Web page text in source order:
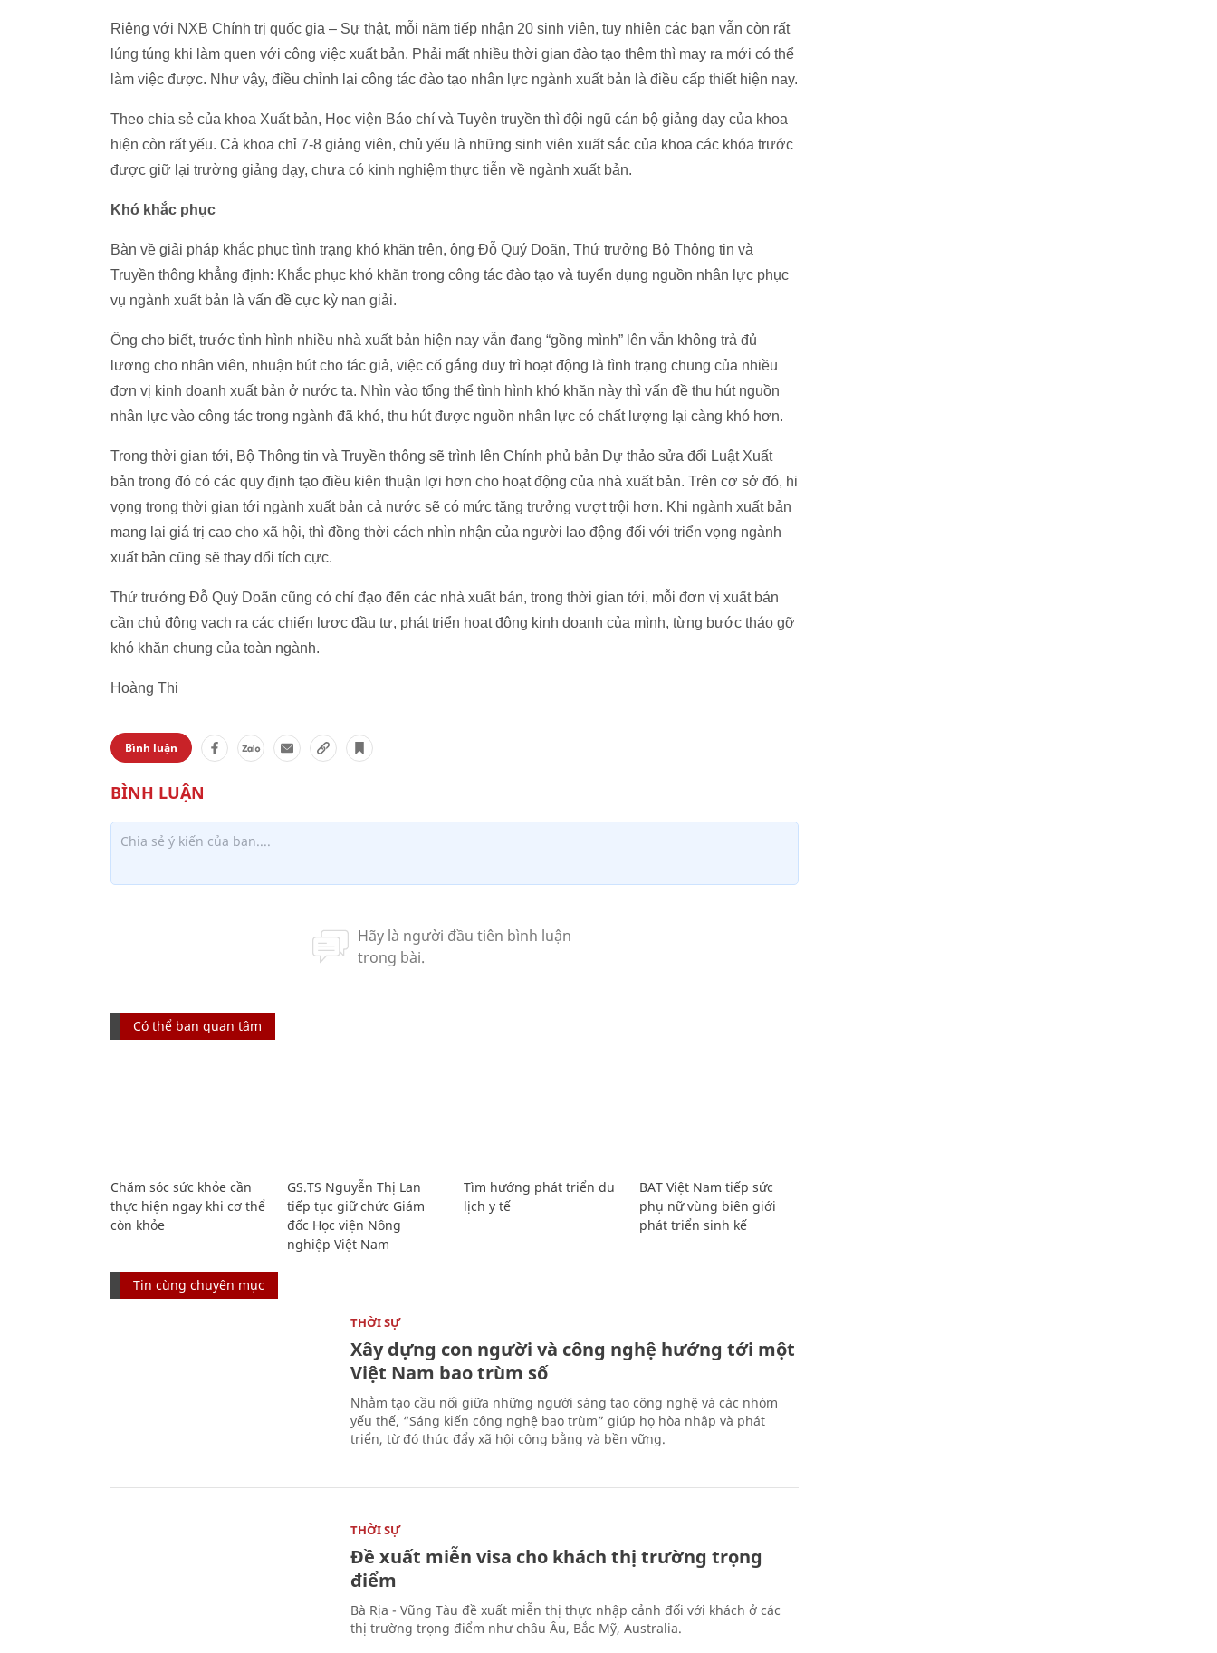
Riêng với NXB Chính trị quốc gia – Sự thật, mỗi năm tiếp nhận 20 sinh viên, tuy nhiên các bạn vẫn còn rất
lúng túng khi làm quen với công việc xuất bản. Phải mất nhiều thời gian đào tạo thêm thì may ra mới có thể
làm việc được. Như vậy, điều chỉnh lại công tác đào tạo nhân lực ngành xuất bản là điều cấp thiết hiện nay.
Theo chia sẻ của khoa Xuất bản, Học viện Báo chí và Tuyên truyền thì đội ngũ cán bộ giảng dạy của khoa
hiện còn rất yếu. Cả khoa chỉ 7-8 giảng viên, chủ yếu là những sinh viên xuất sắc của khoa các khóa trước
được giữ lại trường giảng dạy, chưa có kinh nghiệm thực tiễn về ngành xuất bản.
Khó khắc phục
Bàn về giải pháp khắc phục tình trạng khó khăn trên, ông Đỗ Quý Doãn, Thứ trưởng Bộ Thông tin và
Truyền thông khẳng định: Khắc phục khó khăn trong công tác đào tạo và tuyển dụng nguồn nhân lực phục
vụ ngành xuất bản là vấn đề cực kỳ nan giải.
Ông cho biết, trước tình hình nhiều nhà xuất bản hiện nay vẫn đang “gồng mình” lên vẫn không trả đủ
lương cho nhân viên, nhuận bút cho tác giả, việc cố gắng duy trì hoạt động là tình trạng chung của nhiều
đơn vị kinh doanh xuất bản ở nước ta. Nhìn vào tổng thể tình hình khó khăn này thì vấn đề thu hút nguồn
nhân lực vào công tác trong ngành đã khó, thu hút được nguồn nhân lực có chất lượng lại càng khó hơn.
Trong thời gian tới, Bộ Thông tin và Truyền thông sẽ trình lên Chính phủ bản Dự thảo sửa đổi Luật Xuất
bản trong đó có các quy định tạo điều kiện thuận lợi hơn cho hoạt động của nhà xuất bản. Trên cơ sở đó, hi
vọng trong thời gian tới ngành xuất bản cả nước sẽ có mức tăng trưởng vượt trội hơn. Khi ngành xuất bản
mang lại giá trị cao cho xã hội, thì đồng thời cách nhìn nhận của người lao động đối với triển vọng ngành
xuất bản cũng sẽ thay đổi tích cực.
Thứ trưởng Đỗ Quý Doãn cũng có chỉ đạo đến các nhà xuất bản, trong thời gian tới, mỗi đơn vị xuất bản
cần chủ động vạch ra các chiến lược đầu tư, phát triển hoạt động kinh doanh của mình, từng bước tháo gỡ
khó khăn chung của toàn ngành.
Hoàng Thi
Bình luận
Có thể bạn quan tâm
Chăm sóc sức khỏe cần
thực hiện ngay khi cơ thể
còn khỏe
GS.TS Nguyễn Thị Lan
tiếp tục giữ chức Giám
đốc Học viện Nông
nghiệp Việt Nam
Tìm hướng phát triển du
lịch y tế
BAT Việt Nam tiếp sức
phụ nữ vùng biên giới
phát triển sinh kế
Tin cùng chuyên mục
THỜI SỰ
Xây dựng con người và công nghệ hướng tới một
Việt Nam bao trùm số
Nhằm tạo cầu nối giữa những người sáng tạo công nghệ và các nhóm
yếu thế, “Sáng kiến công nghệ bao trùm” giúp họ hòa nhập và phát
triển, từ đó thúc đẩy xã hội công bằng và bền vững.
THỜI SỰ
Đề xuất miễn visa cho khách thị trường trọng
điểm
Bà Rịa - Vũng Tàu đề xuất miễn thị thực nhập cảnh đối với khách ở các
thị trường trọng điểm như châu Âu, Bắc Mỹ, Australia.